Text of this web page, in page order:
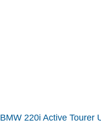
BMW 220i Active Tourer